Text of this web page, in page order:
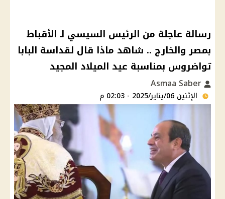
رسالة عاجلة من الرئيس السيسي لـ الأقباط
بمصر والخارج .. شاهد ماذا قال لقداسة البابا
تواضروس بمناسبة عيد الميلاد المجيد
الإثنين 06/يناير/2025 - 02:03 م